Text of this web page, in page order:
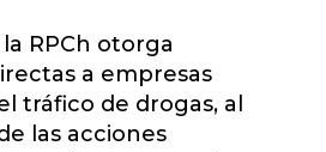
RPCh otorga
a empresas
tráfico de drogas, al
las acciones